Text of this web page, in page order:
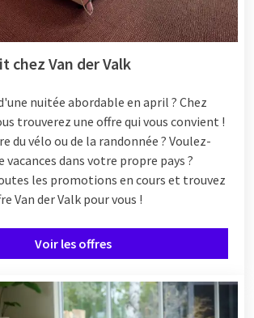
chez Van der Valk
nuitée abordable en april ? Chez
trouverez une offre qui vous convient !
du vélo ou de la randonnée ? Voulez-
dans votre propre pays ?
les promotions en cours et trouvez
Van der Valk pour vous !
Voir les offres